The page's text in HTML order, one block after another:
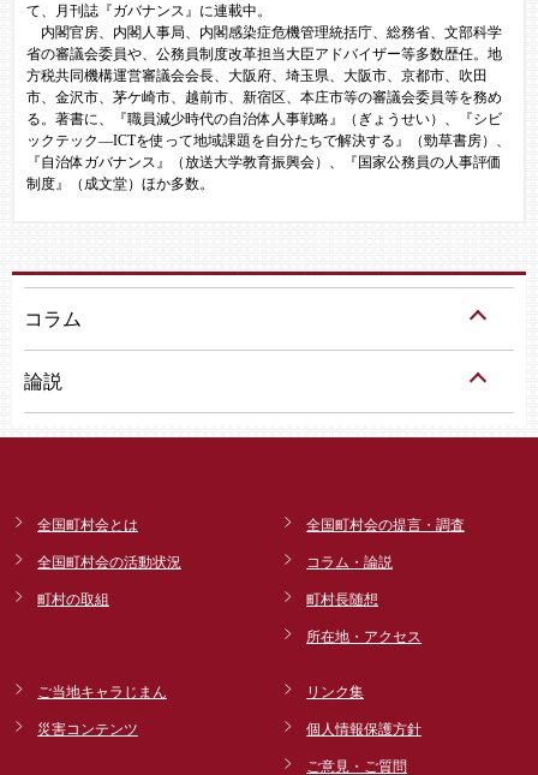
て、月刊誌『ガバナンス』に連載中。
内閣官房、内閣人事局、内閣感染症危機管理統括庁、総務省、文部科学
省の審議会委員や、公務員制度改革担当大臣アドバイザー等多数歴任。地
方税共同機構運営審議会会長、大阪府、埼玉県、大阪市、京都市、吹田
市、金沢市、茅ケ崎市、越前市、新宿区、本庄市等の審議会委員等を務め
る。著書に、『職員減少時代の自治体人事戦略』（ぎょうせい）、『シビ
ックテック―ICTを使って地域課題を自分たちで解決する』（勁草書房）、
『自治体ガバナンス』（放送大学教育振興会）、『国家公務員の人事評価
制度』（成文堂）ほか多数。
コラム
論説
全国町村会とは
全国町村会の活動状況
町村の取組
全国町村会の提言・調査
コラム・論説
町村長随想
所在地・アクセス
ご当地キャラじまん
災害コンテンツ
リンク集
個人情報保護方針
ご意見・ご質問